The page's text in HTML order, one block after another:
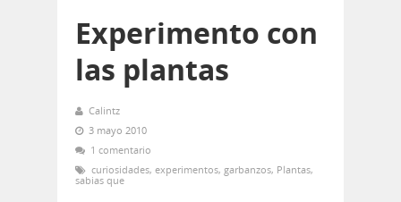
Experimento con
las plantas
Calintz
3 mayo 2010
1 comentario
curiosidades, experimentos, garbanzos, Plantas,
sabias que